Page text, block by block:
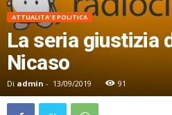
ATTUALITA' E POLITICA
La seria giustizia
Nicaso
Di admin - 13/09/2019 91